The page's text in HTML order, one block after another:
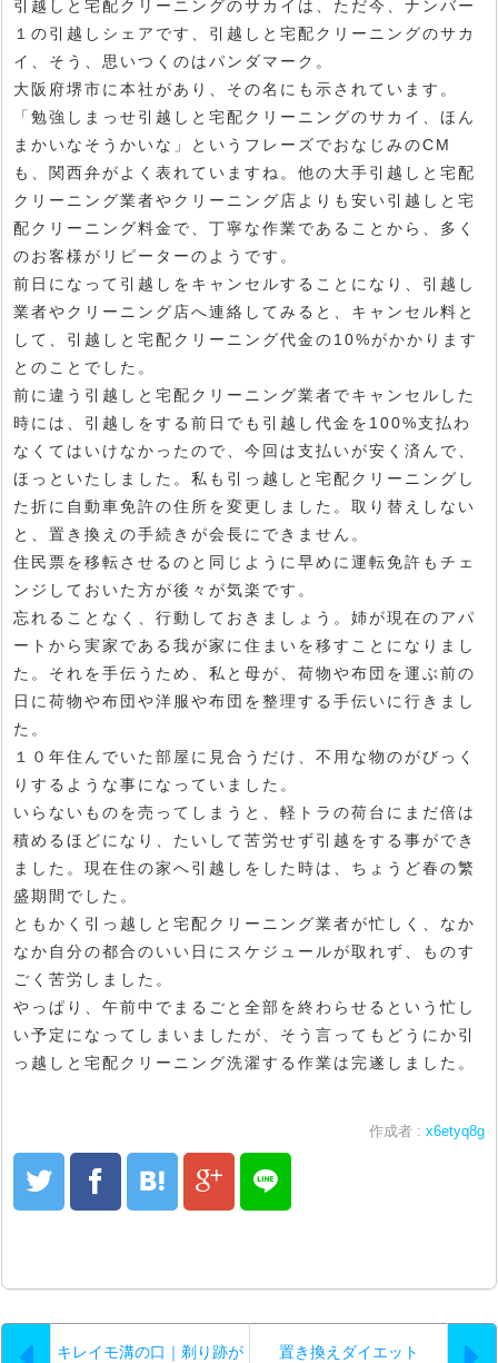
引越しと宅配クリーニングのサカイは、ただ今、ナンバー
１の引越しシェアです、引越しと宅配クリーニングのサカ
イ、そう、思いつくのはパンダマーク。
大阪府堺市に本社があり、その名にも示されています。
「勉強しまっせ引越しと宅配クリーニングのサカイ、ほん
まかいなそうかいな」というフレーズでおなじみのCM
も、関西弁がよく表れていますね。他の大手引越しと宅配
クリーニング業者やクリーニング店よりも安い引越しと宅
配クリーニング料金で、丁寧な作業であることから、多く
のお客様がリピーターのようです。
前日になって引越しをキャンセルすることになり、引越し
業者やクリーニング店へ連絡してみると、キャンセル料と
して、引越しと宅配クリーニング代金の10%がかかります
とのことでした。
前に違う引越しと宅配クリーニング業者でキャンセルした
時には、引越しをする前日でも引越し代金を100%支払わ
なくてはいけなかったので、今回は支払いが安く済んで、
ほっといたしました。私も引っ越しと宅配クリーニングし
た折に自動車免許の住所を変更しました。取り替えしない
と、置き換えの手続きが会長にできません。
住民票を移転させるのと同じように早めに運転免許もチェ
ンジしておいた方が後々が気楽です。
忘れることなく、行動しておきましょう。姉が現在のアパ
ートから実家である我が家に住まいを移すことになりまし
た。それを手伝うため、私と母が、荷物や布団を運ぶ前の
日に荷物や布団や洋服や布団を整理する手伝いに行きまし
た。
１０年住んでいた部屋に見合うだけ、不用な物のがびっく
りするような事になっていました。
いらないものを売ってしまうと、軽トラの荷台にまだ倍は
積めるほどになり、たいして苦労せず引越をする事ができ
ました。現在住の家へ引越しをした時は、ちょうど春の繁
盛期間でした。
ともかく引っ越しと宅配クリーニング業者が忙しく、なか
なか自分の都合のいい日にスケジュールが取れず、ものす
ごく苦労しました。
やっぱり、午前中でまるごと全部を終わらせるという忙し
い予定になってしまいましたが、そう言ってもどうにか引
っ越しと宅配クリーニング洗濯する作業は完遂しました。
作成者 : x6etyq8g
キレイモ溝の口｜剃り跡が 置き換えダイエット